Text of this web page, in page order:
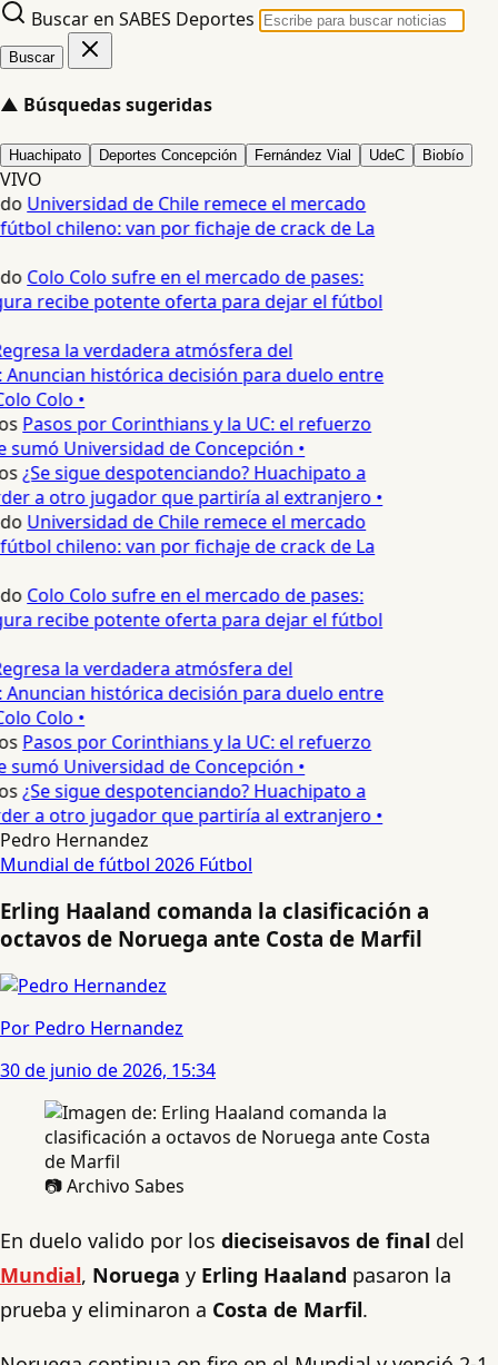
Buscar en SABES Deportes
Buscar
▲ Búsquedas sugeridas
Huachipato Deportes Concepción Fernández Vial UdeC Biobío
VIVO
Universidad de Chile remece el mercado
chileno: van por fichaje de crack de La
Colo Colo sufre en el mercado de pases:
recibe potente oferta para dejar el fútbol
la verdadera atmósfera del
histórica decisión para duelo entre
Colo •
Pasos por Corinthians y la UC: el refuerzo
Universidad de Concepción •
¿Se sigue despotenciando? Huachipato a
a otro jugador que partiría al extranjero •
Universidad de Chile remece el mercado
chileno: van por fichaje de crack de La
Colo Colo sufre en el mercado de pases:
recibe potente oferta para dejar el fútbol
la verdadera atmósfera del
histórica decisión para duelo entre
Colo •
Pasos por Corinthians y la UC: el refuerzo
Universidad de Concepción •
¿Se sigue despotenciando? Huachipato a
a otro jugador que partiría al extranjero •
Pedro Hernandez
Mundial de fútbol 2026 Fútbol
Erling Haaland comanda la clasificación a
octavos de Noruega ante Costa de Marfil
Por Pedro Hernandez
30 de junio de 2026, 15:34
📷 Archivo Sabes
En duelo valido por los dieciseisavos de final del
Mundial, Noruega y Erling Haaland pasaron la
prueba y eliminaron a Costa de Marfil.